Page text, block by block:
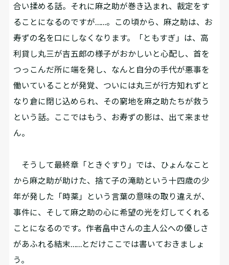
合い揉める話。それに麻之助が巻き込まれ、裁定をす
ることになるのですが……。この頃から、麻之助は、お
寿ずの名を口にしなくなります。「ともすぎ」は、高
利貸し丸三が吉五郎の様子がおかしいと心配し、首を
つっこんだ所に端を発し、なんと自分の手代が悪事を
働いていることが発覚、ついには丸三が行方知れずと
なり倉に閉じ込められ、その窮地を麻之助たちが救う
という話。ここではもう、お寿ずの影は、出て来ませ
ん。
そうして最終章「ときぐすり」では、ひょんなこと
から麻之助が助けた、捨て子の滝助という十四歳の少
年が発した「時薬」という言葉の意味の取り違えが、
事件に、そして麻之助の心に希望の光を灯してくれる
ことになるのです。作者畠中さんの主人公への優しさ
があふれる結末……とだけここでは書いておきましょ
う。